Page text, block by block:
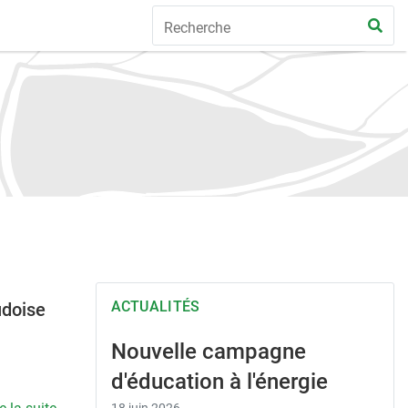
ACTUALITÉS
Nouvelle campagne
d'éducation à l'énergie